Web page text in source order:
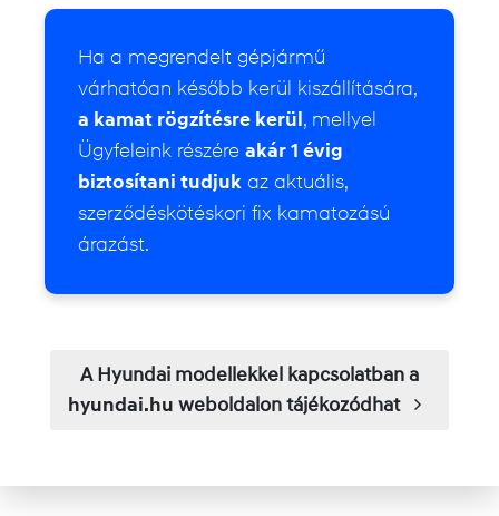
Ha a megrendelt gépjármű
várhatóan később kerül kiszállítására,
a kamat rögzítésre kerül, mellyel
Ügyfeleink részére akár 1 évig
biztosítani tudjuk az aktuális,
szerződéskötéskori fix kamatozású
árazást.
A Hyundai modellekkel kapcsolatban a
hyundai.hu weboldalon tájékozódhat